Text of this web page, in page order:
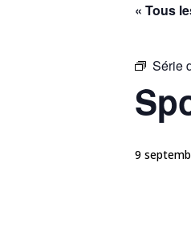
« Tous
Série
9